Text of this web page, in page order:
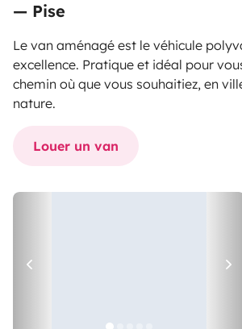
— Pise
Le van aménagé est le véhicule
excellence. Pratique et idéal pour
chemin où que vous souhaitiez, en
nature.
Louer un van